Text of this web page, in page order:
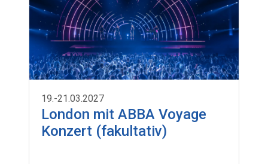
19.-21.03.2027
London mit ABBA Voyage
Konzert (fakultativ)